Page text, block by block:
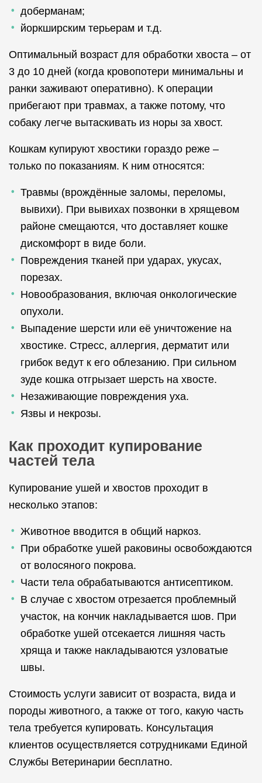
доберманам;
йоркширским терьерам и т.д.
Оптимальный возраст для обработки хвоста – от
3 до 10 дней (когда кровопотери минимальны и
ранки заживают оперативно). К операции
прибегают при травмах, а также потому, что
собаку легче вытаскивать из норы за хвост.
Кошкам купируют хвостики гораздо реже –
только по показаниям. К ним относятся:
Травмы (врождённые заломы, переломы,
вывихи). При вывихах позвонки в хрящевом
районе смещаются, что доставляет кошке
дискомфорт в виде боли.
Повреждения тканей при ударах, укусах,
порезах.
Новообразования, включая онкологические
опухоли.
Выпадение шерсти или её уничтожение на
хвостике. Стресс, аллергия, дерматит или
грибок ведут к его облезанию. При сильном
зуде кошка отгрызает шерсть на хвосте.
Незаживающие повреждения уха.
Язвы и некрозы.
Как проходит купирование
частей тела
Купирование ушей и хвостов проходит в
несколько этапов:
Животное вводится в общий наркоз.
При обработке ушей раковины освобождаются
от волосяного покрова.
Части тела обрабатываются антисептиком.
В случае с хвостом отрезается проблемный
участок, на кончик накладывается шов. При
обработке ушей отсекается лишняя часть
хряща и также накладываются узловатые
швы.
Стоимость услуги зависит от возраста, вида и
породы животного, а также от того, какую часть
тела требуется купировать. Консультация
клиентов осуществляется сотрудниками Единой
Службы Ветеринарии бесплатно.